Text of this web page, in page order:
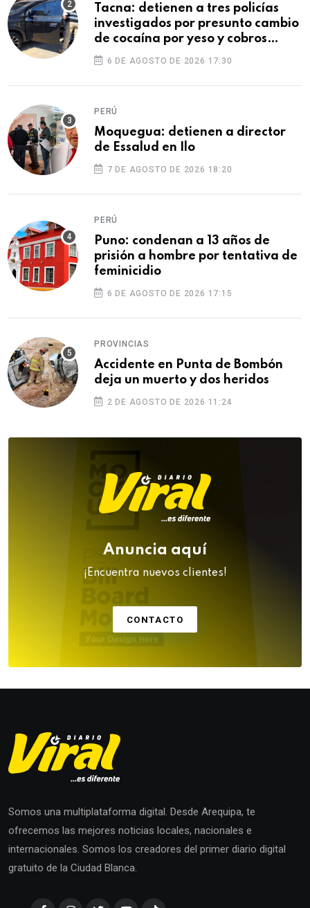
Tacna: detienen a tres policías
investigados por presunto cambio
de cocaína por yeso y cobros
ilegales
6 DE AGOSTO DE 2026 17:30
PERÚ
Moquegua: detienen a director
de Essalud en Ilo
7 DE AGOSTO DE 2026 18:20
PERÚ
Puno: condenan a 13 años de
prisión a hombre por tentativa de
feminicidio
6 DE AGOSTO DE 2026 17:15
PROVINCIAS
Accidente en Punta de Bombón
deja un muerto y dos heridos
2 DE AGOSTO DE 2026 11:24
Anuncia aquí
¡Encuentra nuevos clientes!
CONTACTO
Somos una multiplataforma digital. Desde Arequipa, te
ofrecemos las mejores noticias locales, nacionales e
internacionales. Somos los creadores del primer diario digital
gratuito de la Ciudad Blanca.